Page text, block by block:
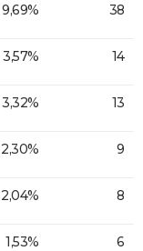
9,69% 38
3,57% 14
3,32% 13
2,30% 9
2,04% 8
1,53% 6